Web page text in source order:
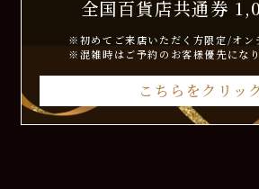
全国百貨店共通券
※初めてご来店いただく方限定/オン
※混雑時はご予約のお客様優先にな
こちらをクリッ